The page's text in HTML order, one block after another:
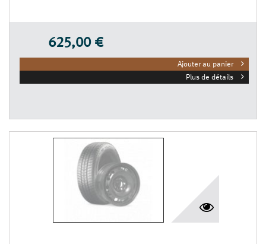
625,00 €
Ajouter au panier
Plus de détails